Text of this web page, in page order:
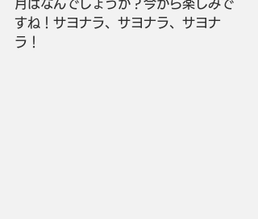
月はなんでしょうか？今から楽しみで
すね！サヨナラ、サヨナラ、サヨナ
ラ！